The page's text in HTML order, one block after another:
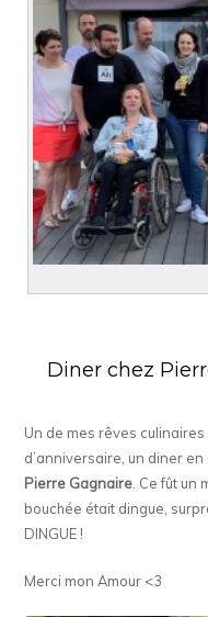
Diner chez
Un de mes rêves
d’anniversaire, un diner
Pierre Gagnaire . Ce fût
bouchée était dingue,
DINGUE !
Merci mon Amour <3